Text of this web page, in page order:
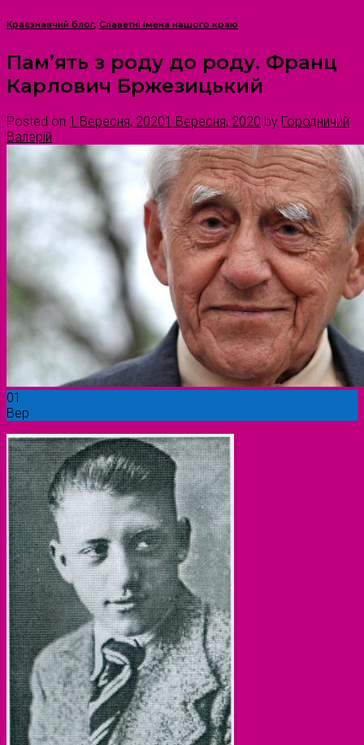
Краєзнавчий блог, Славетні імена нашого краю
Пам’ять з роду до роду. Франц
Карлович Бржезицький
Posted on 1 Вересня, 20201 Вересня, 2020 by Городничий
Валерій
01
Вер